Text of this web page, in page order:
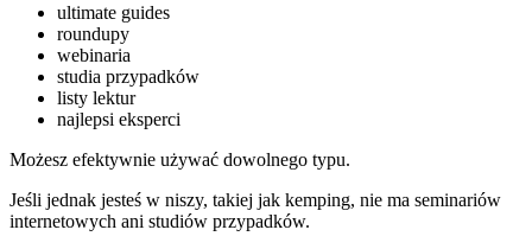
ultimate guides
roundupy
webinaria
studia przypadków
listy lektur
najlepsi eksperci
Możesz efektywnie używać dowolnego typu.
Jeśli jednak jesteś w niszy, takiej jak kemping, nie ma seminariów
internetowych ani studiów przypadków.